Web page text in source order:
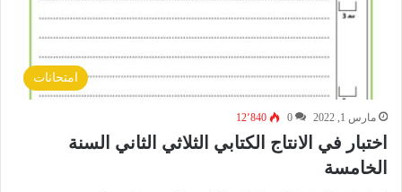
امتحانات
مارس 1, 2022 0 12٬840
اختبار في الانتاج الكتابي الثلاثي الثاني السنة
الخامسة